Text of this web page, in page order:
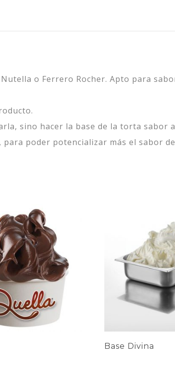
o Ferrero Rocher. Apto para
sino hacer la base de la torta sabor
poder potencializar más el sabor
Base Divina